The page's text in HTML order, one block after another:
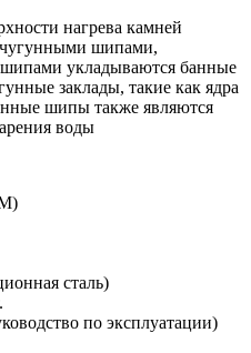
нагрева камней
чугунными шипами,
укладываются банные
заклады, такие как ядра
шипы также являются
воды
сталь)
по эксплуатации)